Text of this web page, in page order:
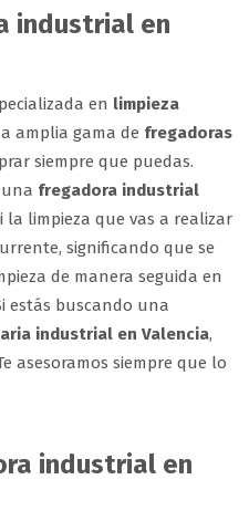
industrial en
en limpieza
amplia gama de fregadoras
siempre que puedas.
fregadora industrial
la limpieza que vas a realizar
significando que se
de manera seguida en
estás buscando una
industrial en Valencia,
asesoramos siempre que lo
industrial en